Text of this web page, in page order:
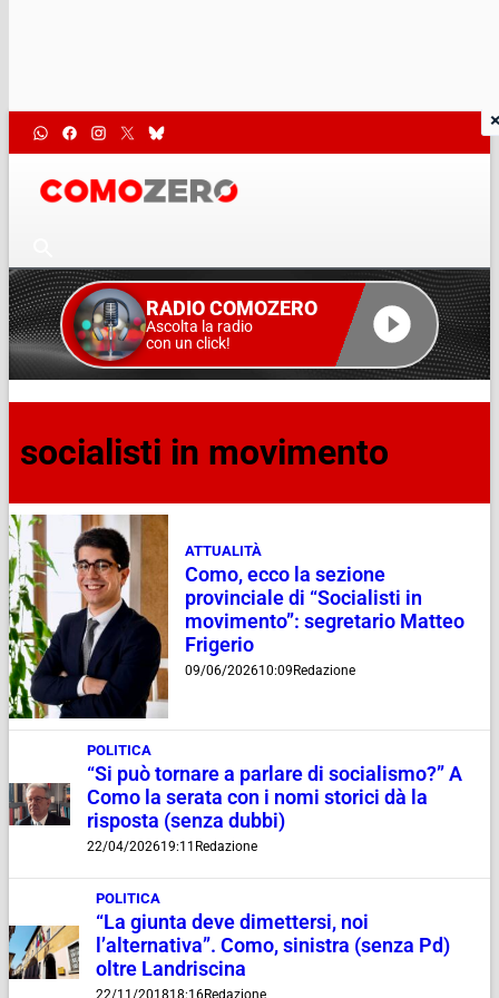
RADIO COMOZERO
Ascolta la radio
con un click!
socialisti in movimento
ATTUALITÀ
Como, ecco la sezione
provinciale di “Socialisti in
movimento”: segretario Matteo
Frigerio
09/06/202610:09Redazione
POLITICA
“Si può tornare a parlare di socialismo?” A
Como la serata con i nomi storici dà la
risposta (senza dubbi)
22/04/202619:11 Redazione
POLITICA
“La giunta deve dimettersi, noi
l’alternativa”. Como, sinistra (senza Pd)
oltre Landriscina
22/11/201818:16Redazione